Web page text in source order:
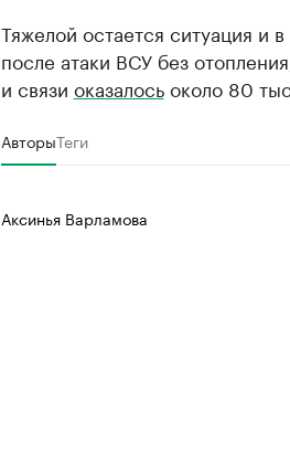
Тяжелой остается ситуация и
после атаки ВСУ без
и связи оказалосьоколо 80
АвторыТеги
Аксинья Варламова